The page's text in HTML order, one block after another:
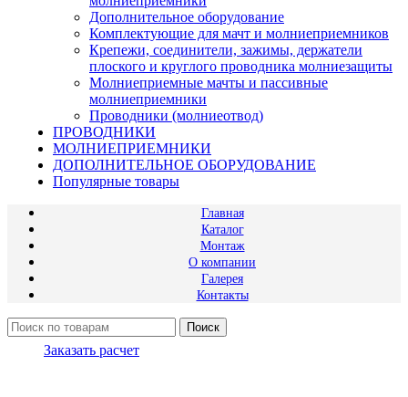
Дополнительное оборудование
Комплектующие для мачт и молниеприемников
Крепежи, соединители, зажимы, держатели
плоского и круглого проводника молниезащиты
Молниеприемные мачты и пассивные
молниеприемники
Проводники (молниеотвод)
ПРОВОДНИКИ
МОЛНИЕПРИЕМНИКИ
ДОПОЛНИТЕЛЬНОЕ ОБОРУДОВАНИЕ
Популярные товары
Главная
Каталог
Монтаж
О компании
Галерея
Контакты
Поиск
Заказать расчет